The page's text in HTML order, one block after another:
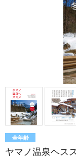
全年齢
ヤマノ温泉ヘス